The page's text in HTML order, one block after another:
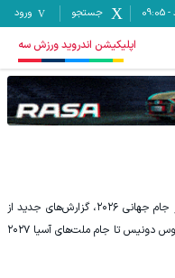
-
09:05 جستجو ورود
اپلیکیشن اندروید ورزش سه
با وجود انتقادهای گسترده پس از حذف عربستان از جام جهانی ۲۰۲۶، گزارش‌های جدید از
ادامه همکاری فدراسیون فوتبال این کشور با جورجیوس دونیس تا جام ملت‌های آسیا ۲۰۲۷